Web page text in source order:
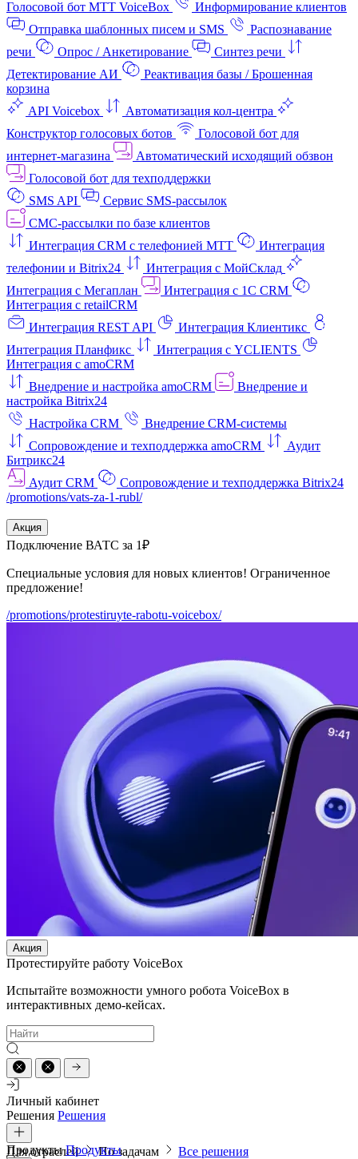
Голосовой бот МТТ VoiceBox
Информирование клиентов
Отправка шаблонных писем и SMS
Распознавание
речи
Опрос / Анкетирование
Синтез речи
Детектирование АИ
Реактивация базы / Брошенная
корзина
API Voicebox
Автоматизация кол‑центра
Конструктор голосовых ботов
Голосовой бот для
интернет‑магазина
Автоматический исходящий обзвон
Голосовой бот для техподдержки
SMS API
Сервис SMS-рассылок
СМС-рассылки по базе клиентов
Интеграция CRM с телефонией МТТ
Интеграция
телефонии и Bitrix24
Интеграция с МойСклад
Интеграция с Мегаплан
Интеграция с 1C CRM
Интеграция с retailCRM
Интеграция REST API
Интеграция Клиентикс
Интеграция Планфикс
Интеграция с YCLIENTS
Интеграция с amoCRM
Внедрение и настройка amoCRM
Внедрение и
настройка Bitrix24
Настройка CRM
Внедрение CRM-системы
Сопровождение и техподдержка amoCRM
Аудит
Битрикс24
Аудит CRM
Сопровождение и техподдержка Bitrix24
/promotions/vats-za-1-rubl/
Акция
Подключение ВАТС за 1₽
Специальные условия для новых клиентов! Ограниченное
предложение!
/promotions/protestiruyte-rabotu-voicebox/
Акция
Протестируйте работу VoiceBox
Испытайте возможности умного робота VoiceBox в
интерактивных демо-кейсах.
Личный кабинет
Решения Решения
Для отраслей По задачам Все решения
ПродуктыПродукты